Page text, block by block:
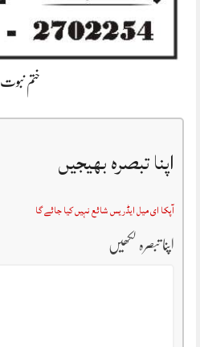
ختم نبوت
اپنا تبصرہ بھیجیں
آپکا ای میل ایڈریس شائع نہیں کیا جائے گا
اپنا تبصرہ لکھیں